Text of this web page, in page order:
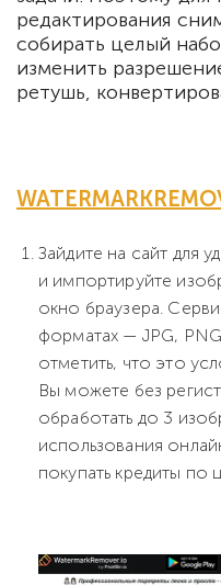
редактирования
собирать целый
изменить
ретушь,
Зайдите на сайт для
и импортируйте
окно браузера.
форматах — JPG,
отметить, что это
Вы можете без
обработать до 3
использования
покупать кредиты по